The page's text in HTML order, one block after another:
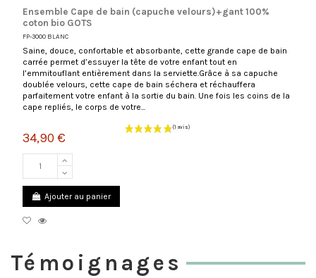
Ensemble Cape de bain (capuche velours)+gant 100%
coton bio GOTS
FP-3000 BLANC
Saine, douce, confortable et absorbante, cette grande cape de bain
carrée permet d’essuyer la tête de votre enfant tout en
l’emmitouflant entièrement dans la serviette.Grâce à sa capuche
doublée velours, cette cape de bain séchera et réchauffera
parfaitement votre enfant à la sortie du bain. Une fois les coins de la
cape repliés, le corps de votre...
34,90 €
Ajouter au panier
Témoignages